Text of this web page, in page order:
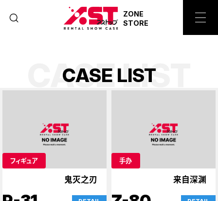
ZONE
STORE
CASE LIST
CASE LIST
フィギュア
鬼灭之刃
手办
来自深渊